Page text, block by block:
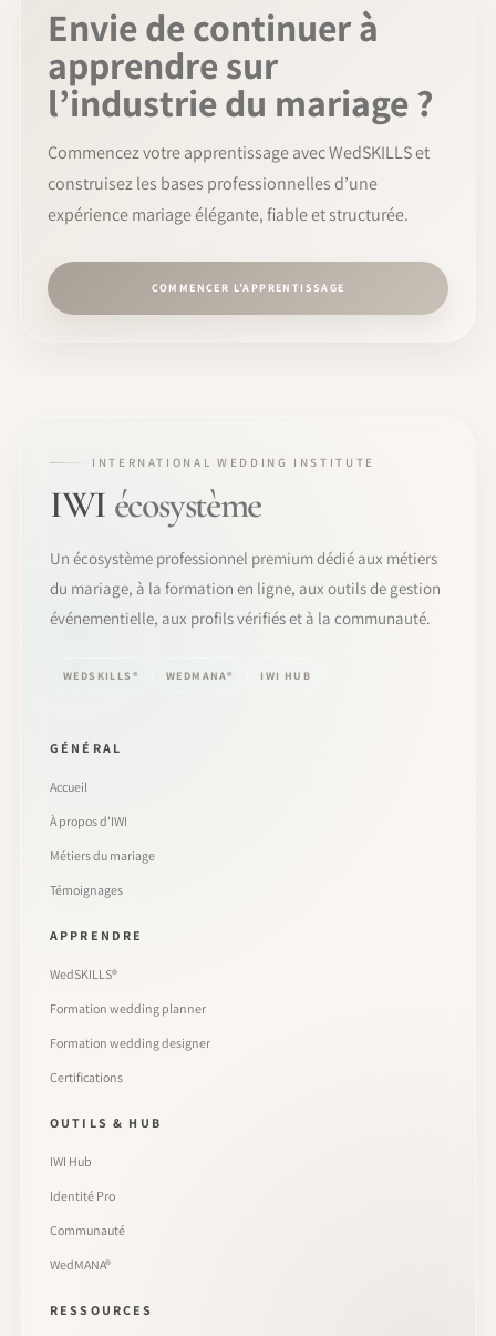
Envie de continuer à
apprendre sur
l’industrie du mariage ?
Commencez votre apprentissage avec WedSKILLS et
construisez les bases professionnelles d’une
expérience mariage élégante, fiable et structurée.
COMMENCER L’APPRENTISSAGE
INTERNATIONAL WEDDING INSTITUTE
IWI écosystème
Un écosystème professionnel premium dédié aux métiers
du mariage, à la formation en ligne, aux outils de gestion
événementielle, aux profils vérifiés et à la communauté.
WEDSKILLS® WEDMANA® IWI HUB
GÉNÉRAL
Accueil
À propos d’IWI
Métiers du mariage
Témoignages
APPRENDRE
WedSKILLS®
Formation wedding planner
Formation wedding designer
Certifications
OUTILS & HUB
IWI Hub
Identité Pro
Communauté
WedMANA®
RESSOURCES